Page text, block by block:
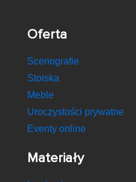
Oferta
Scenografie
Stoiska
Meble
Uroczystości prywatne
Eventy online
Materiały